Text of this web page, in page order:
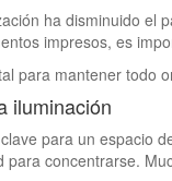
ha disminuido el
impresos, es
para mantener todo
iluminación
para un espacio
para concentrarse.